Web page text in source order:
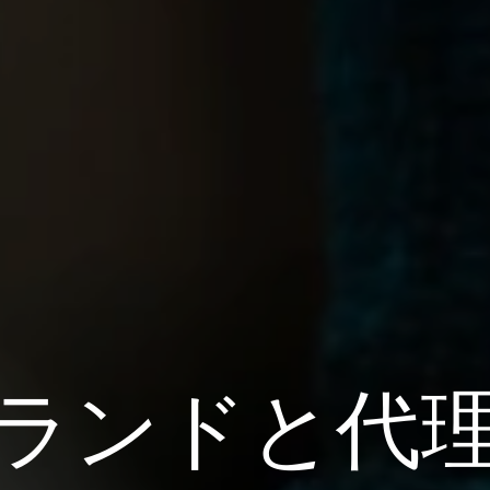
ンドと代